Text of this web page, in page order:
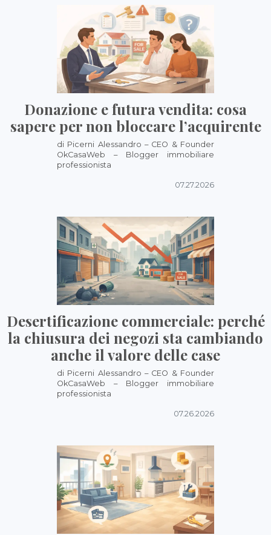
Donazione e futura vendita: cosa
sapere per non bloccare l’acquirente
di Picerni Alessandro – CEO & Founder
OkCasaWeb – Blogger immobiliare
professionista
07.27.2026
Desertificazione commerciale: perché
la chiusura dei negozi sta cambiando
anche il valore delle case
di Picerni Alessandro – CEO & Founder
OkCasaWeb – Blogger immobiliare
professionista
07.26.2026